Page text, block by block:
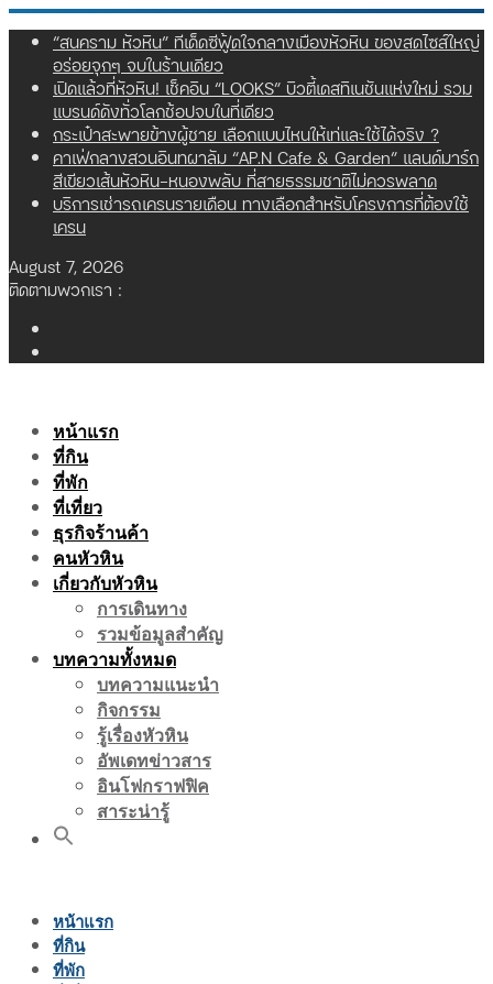
Skip
content
“สนคราม หัวหิน” ทีเด็ดซีฟู้ดใจกลางเมืองหัวหิน ของสดไซส์ใหญ่
อร่อยจุกๆ จบในร้านเดียว
เปิดแล้วที่หัวหิน! เช็คอิน “LOOKS” บิวตี้เดสทิเนชันแห่งใหม่ รวม
แบรนด์ดังทั่วโลกช้อปจบในที่เดียว
กระเป๋าสะพายข้างผู้ชาย เลือกแบบไหนให้เท่และใช้ได้จริง ?
คาเฟ่กลางสวนอินทผาลัม “AP.N Cafe & Garden” แลนด์มาร์ก
สีเขียวเส้นหัวหิน-หนองพลับ ที่สายธรรมชาติไม่ควรพลาด
บริการเช่ารถเครนรายเดือน ทางเลือกสำหรับโครงการที่ต้องใช้
เครน
August 7, 2026
ติดตามพวกเรา :
หน้าแรก
ที่กิน
ที่พัก
ที่เที่ยว
ธุรกิจร้านค้า
คนหัวหิน
เกี่ยวกับหัวหิน
การเดินทาง
รวมข้อมูลสำคัญ
บทความทั้งหมด
บทความแนะนำ
กิจกรรม
รู้เรื่องหัวหิน
อัพเดทข่าวสาร
อินโฟกราฟฟิค
สาระน่ารู้
หน้าแรก
ที่กิน
ที่พัก